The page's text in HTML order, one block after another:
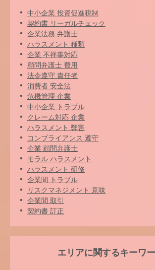
中小企業 投資促進税制
契約書 リーガルチェック
企業法務 弁護士
ハラスメント 種類
企業 不祥事対応
顧問弁護士 費用
法令遵守 責任者
消費者 安全法
危機管理 企業
中小企業 トラブル
クレーム対応 企業
ハラスメント 弊害
コンプライアンス 遵守
企業 顧問弁護士
モラル ハラスメント
ハラスメント 研修
企業間 トラブル
リスクマネジメント 意味
企業間 取引
契約書 訂正
エリアに関するキーワ